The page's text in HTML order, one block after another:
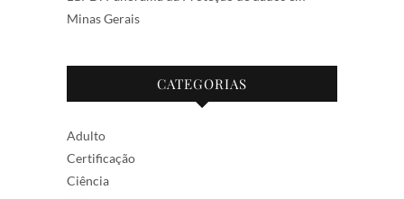
Minas Gerais
CATEGORIAS
Adulto
Certificação
Ciência